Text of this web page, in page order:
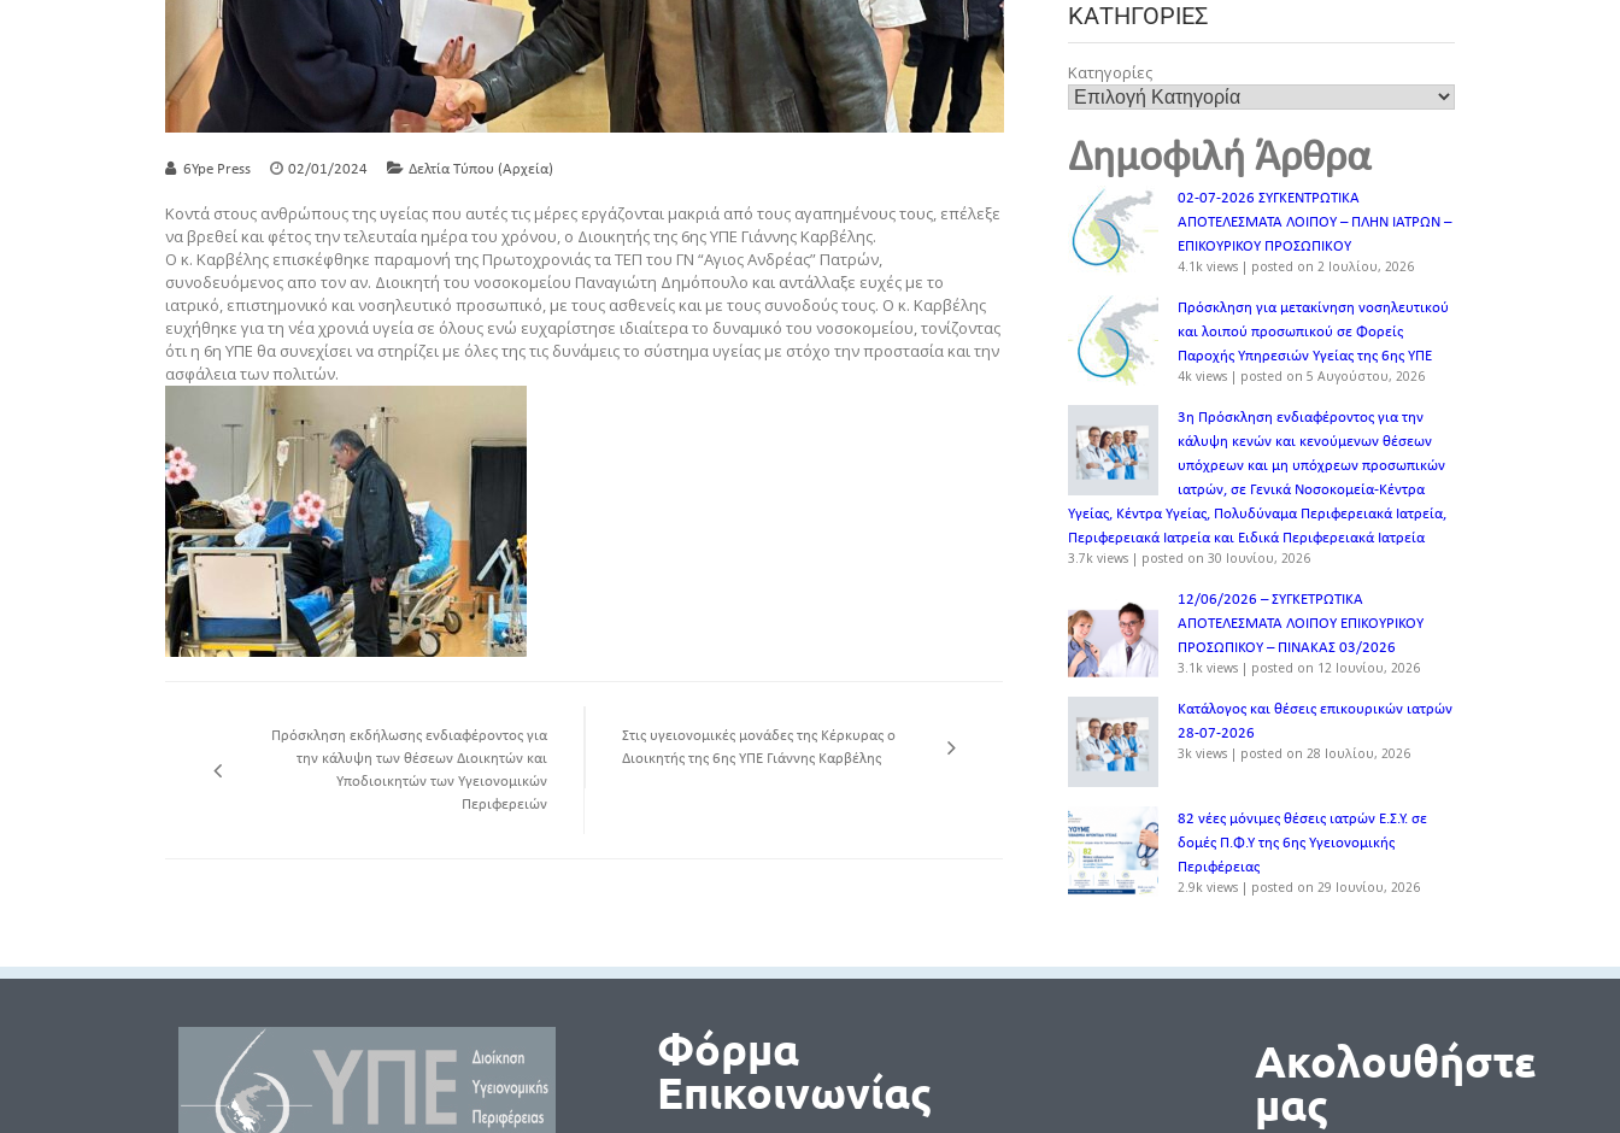
6Ype Press 02/01/2024 Δελτία Τύπου (Αρχεία)
Κοντά στους ανθρώπους της υγείας που αυτές τις μέρες εργάζονται μακριά από τους αγαπημένους τους, επέλεξε
να βρεθεί και φέτος την τελευταία ημέρα του χρόνου, ο Διοικητής της 6ης ΥΠΕ Γιάννης Καρβέλης.
Ο κ. Καρβέλης επισκέφθηκε παραμονή της Πρωτοχρονιάς τα ΤΕΠ του ΓΝ “Αγιος Ανδρέας” Πατρών,
συνοδευόμενος απο τον αν. Διοικητή του νοσοκομείου Παναγιώτη Δημόπουλο και αντάλλαξε ευχές με το
ιατρικό, επιστημονικό και νοσηλευτικό προσωπικό, με τους ασθενείς και με τους συνοδούς τους. Ο κ. Καρβέλης
ευχήθηκε για τη νέα χρονιά υγεία σε όλους ενώ ευχαρίστησε ιδιαίτερα το δυναμικό του νοσοκομείου, τονίζοντας
ότι η 6η ΥΠΕ θα συνεχίσει να στηρίζει με όλες της τις δυνάμεις το σύστημα υγείας με στόχο την προστασία και την
ασφάλεια των πολιτών.
Πρόσκληση εκδήλωσης ενδιαφέροντος για
την κάλυψη των θέσεων Διοικητών και
Υποδιοικητών των Υγειονομικών
Περιφερειών
Στις υγειονομικές μονάδες της Κέρκυρας ο
Διοικητής της 6ης ΥΠΕ Γιάννης Καρβέλης
ΚΑΤΗΓΟΡΊΕΣ
Κατηγορίες
Δημοφιλή Άρθρα
02-07-2026 ΣΥΓΚΕΝΤΡΩΤΙΚΑ
ΑΠΟΤΕΛΕΣΜΑΤΑ ΛΟΙΠΟΥ – ΠΛΗΝ ΙΑΤΡΩΝ –
ΕΠΙΚΟΥΡΙΚΟΥ ΠΡΟΣΩΠΙΚOY
4.1k views | posted on 2 Ιουλίου, 2026
Πρόσκληση για μετακίνηση νοσηλευτικού
και λοιπού προσωπικού σε Φορείς
Παροχής Υπηρεσιών Υγείας της 6ης ΥΠΕ
4k views | posted on 5 Αυγούστου, 2026
3η Πρόσκληση ενδιαφέροντος για την
κάλυψη κενών και κενούμενων θέσεων
υπόχρεων και μη υπόχρεων προσωπικών
ιατρών, σε Γενικά Νοσοκομεία-Κέντρα
Υγείας, Κέντρα Υγείας, Πολυδύναμα Περιφερειακά Ιατρεία,
Περιφερειακά Ιατρεία και Ειδικά Περιφερειακά Ιατρεία
3.7k views | posted on 30 Ιουνίου, 2026
12/06/2026 – ΣΥΓΚΕΤΡΩΤΙΚΑ
ΑΠΟΤΕΛΕΣΜΑΤΑ ΛΟΙΠΟΥ ΕΠΙΚΟΥΡΙΚΟΥ
ΠΡΟΣΩΠΙΚΟΥ – ΠΙΝΑΚΑΣ 03/2026
3.1k views | posted on 12 Ιουνίου, 2026
Κατάλογος και θέσεις επικουρικών ιατρών
28-07-2026
3k views | posted on 28 Ιουλίου, 2026
82 νέες μόνιμες θέσεις ιατρών Ε.Σ.Υ. σε
δομές Π.Φ.Υ της 6ης Υγειονομικής
Περιφέρειας
2.9k views | posted on 29 Ιουνίου, 2026
Φόρμα
Επικοινωνίας
Ακολουθήστε
μας